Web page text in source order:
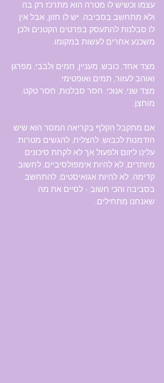
עצמו וכשיש לו מטרה הוא מתרכז רק בה
ולא מתחשב בסביבה. יש לו חזון, אבל אין
לו סבלנות להתעסק בפרטים הקטנים ולכן
משכנע אחרים לעשות במקומו.
מצד אחד, כובש, מעניין, חמים ולבבי, מפרגן
ואוהב לעזור, תמים ואופטימי.
מצד שני, אנוכי, חסר סבלנות, חסר טקט,
מוחצן.
אם מתקבל הקלף בקריאה המסר הוא שיש
הזדמנות לכבוש, להצליח, להגשים מטרות.
עלינו ליזום ולפעול אך לא לקחת סיכונים
מיותרים, לא להיות אימפולסיביים, לחשוב
קדימה. לא להיות אגואיסטים, להתחשב
בסביבה והכי חשוב - לסיים את מה
שאנחנו מתחילים.